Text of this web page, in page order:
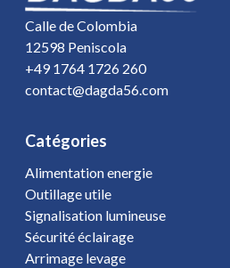
Calle de Colombia
12598 Peniscola
+49 1764 1726 260
contact@dagda56.com
Catégories
Alimentation energie
Outillage utile
Signalisation lumineuse
Sécurité éclairage
Arrimage levage